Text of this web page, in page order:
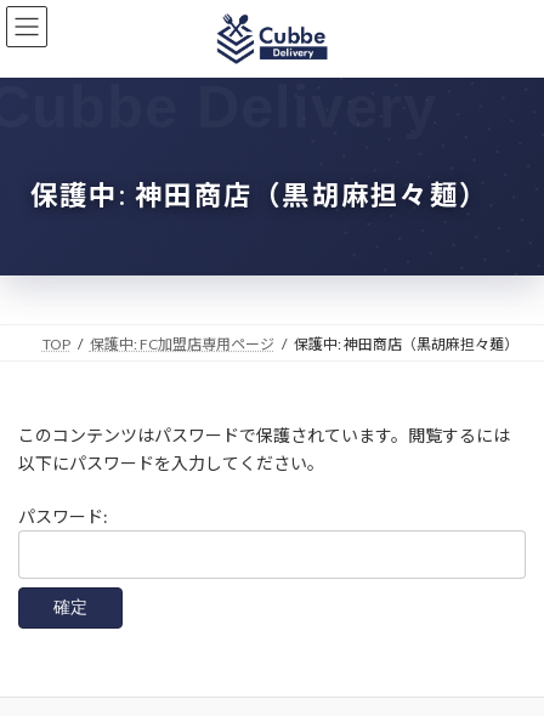
コ
ン
ン
ナ
ビ
ー
保護中: 神田商店（黒胡麻担々麺）
TOP 保護中: FC加盟店専用ページ 保護中: 神田商店（黒胡麻担々麺）
このコンテンツはパスワードで保護されています。閲覧するには
以下にパスワードを入力してください。
パスワード: